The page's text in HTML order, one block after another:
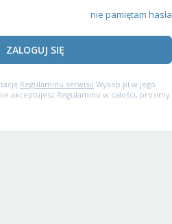
nie pamiętam hasła
ZALOGUJ SIĘ
Regulaminu serwisu Wykop.pl w jego
akceptujesz Regulaminu w całości, prosimy